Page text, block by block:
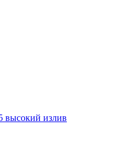
высокий излив